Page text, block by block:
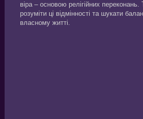
віра – основою релігійних
розуміти ці відмінності та шукати
власному житті.